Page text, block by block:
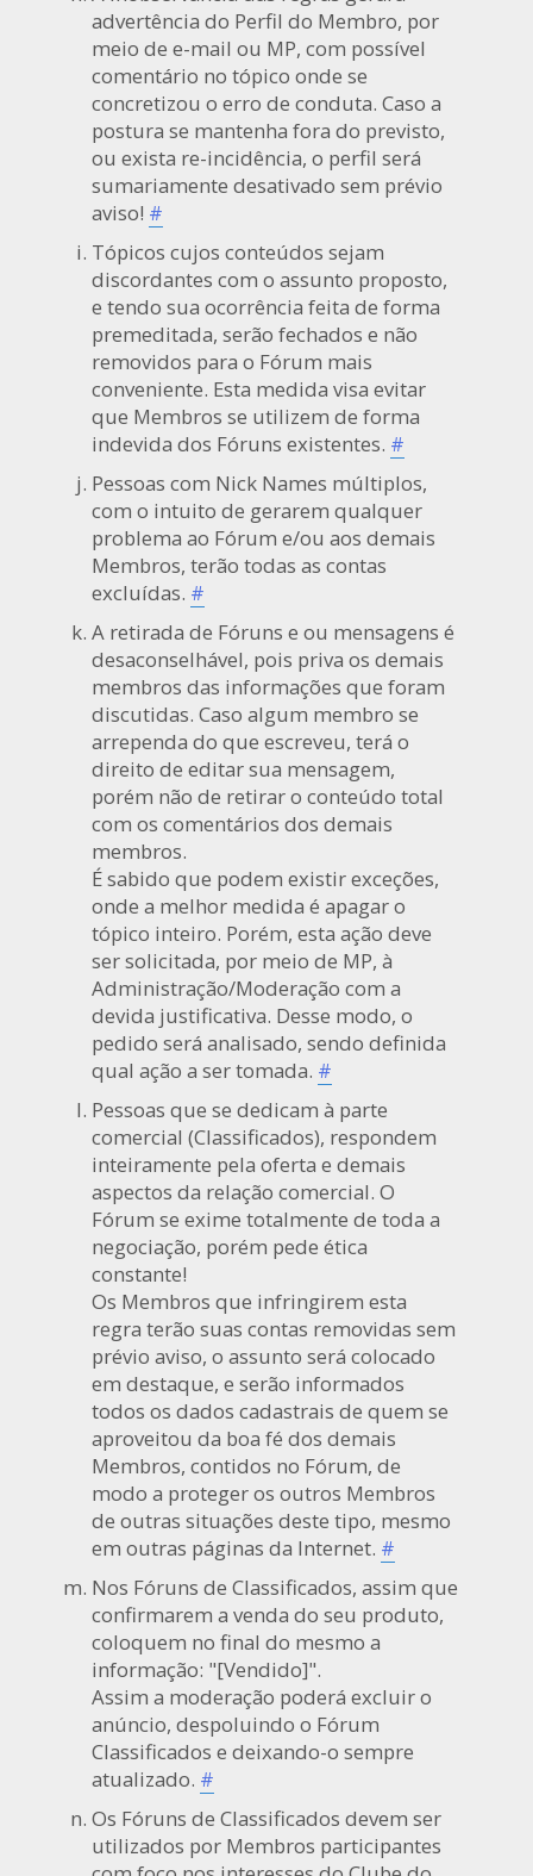
advertência do Perfil do Membro, por
meio de e-mail ou MP, com possível
comentário no tópico onde se
concretizou o erro de conduta. Caso a
postura se mantenha fora do previsto,
ou exista re-incidência, o perfil será
sumariamente desativado sem prévio
aviso! #
Tópicos cujos conteúdos sejam
discordantes com o assunto proposto,
e tendo sua ocorrência feita de forma
premeditada, serão fechados e não
removidos para o Fórum mais
conveniente. Esta medida visa evitar
que Membros se utilizem de forma
indevida dos Fóruns existentes. #
Pessoas com Nick Names múltiplos,
com o intuito de gerarem qualquer
problema ao Fórum e/ou aos demais
Membros, terão todas as contas
excluídas. #
A retirada de Fóruns e ou mensagens é
desaconselhável, pois priva os demais
membros das informações que foram
discutidas. Caso algum membro se
arrependa do que escreveu, terá o
direito de editar sua mensagem,
porém não de retirar o conteúdo total
com os comentários dos demais
membros.
É sabido que podem existir exceções,
onde a melhor medida é apagar o
tópico inteiro. Porém, esta ação deve
ser solicitada, por meio de MP, à
Administração/Moderação com a
devida justificativa. Desse modo, o
pedido será analisado, sendo definida
qual ação a ser tomada. #
Pessoas que se dedicam à parte
comercial (Classificados), respondem
inteiramente pela oferta e demais
aspectos da relação comercial. O
Fórum se exime totalmente de toda a
negociação, porém pede ética
constante!
Os Membros que infringirem esta
regra terão suas contas removidas sem
prévio aviso, o assunto será colocado
em destaque, e serão informados
todos os dados cadastrais de quem se
aproveitou da boa fé dos demais
Membros, contidos no Fórum, de
modo a proteger os outros Membros
de outras situações deste tipo, mesmo
em outras páginas da Internet. #
Nos Fóruns de Classificados, assim que
confirmarem a venda do seu produto,
coloquem no final do mesmo a
informação: "[Vendido]".
Assim a moderação poderá excluir o
anúncio, despoluindo o Fórum
Classificados e deixando-o sempre
atualizado. #
Os Fóruns de Classificados devem ser
utilizados por Membros participantes